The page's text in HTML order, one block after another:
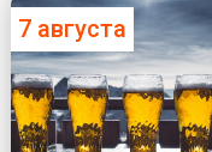
7 августа